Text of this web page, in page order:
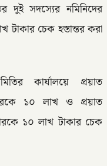
দুই সদস্যের নমিনিদের
চেক হস্তান্তর করা
কার্যালয়ে প্রয়াত
১০ লাখ ও প্রয়াত
১০ লাখ টাকার চেক